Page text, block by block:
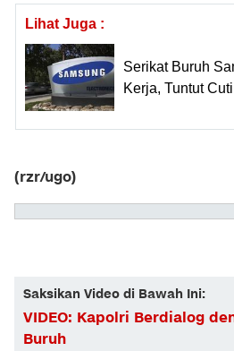
Lihat Juga :
Serikat Buruh
Kerja, Tuntut
(rzr/ugo)
Saksikan Video di Bawah Ini:
VIDEO: Kapolri Berdialog
Buruh